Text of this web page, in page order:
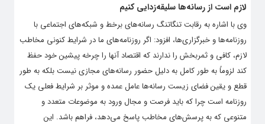
لازم است از رسانه‌ها سلیقه‌زدایی کنیم
وی با اشاره به رقابت تنگاتنگ رسانه‌های برخط و شبکه‌های اجتماعی با
روزنامه‌ها و خبرگزاری‌ها، افزود: اگر روزنامه‌های ما در شرایط کنونی مخاطب
لازم، کافی و ثمربخش را ندارند که اقتصاد آنها را چرخه پیشین خود حفظ
کند لزوماً به طور کامل به دلیل حضور رسانه‌های مجازی نیست بلکه به طور
قطع و یقین فضای زیست رسانه‌ها عامل عمده‌ و موثر بر شرایط فعلی یک
روزنامه است چرا که باید فرصت و مجال ورود به موضوعات متعدد و
متنوعی که به پرسش‌های مخاطب پاسخ می‌دهد، فراهم باشد. این